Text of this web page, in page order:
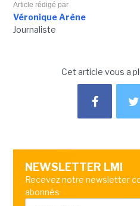
Article rédigé par
Véronique Arène
Journaliste
Cet article vous a
NEWSLETTER LMI
Recevez notre newsletter
abonnés